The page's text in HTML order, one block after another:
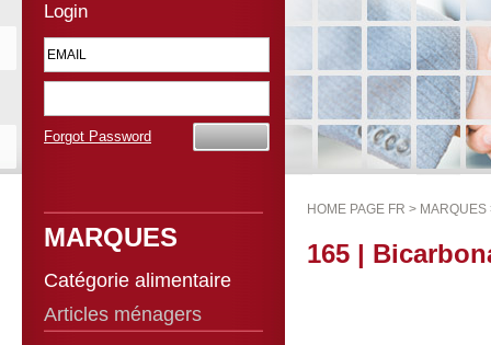
Login
Forgot Password
MARQUES
Catégorie alimentaire
Articles ménagers
HOME PAGE FR > MARQUES
165 |